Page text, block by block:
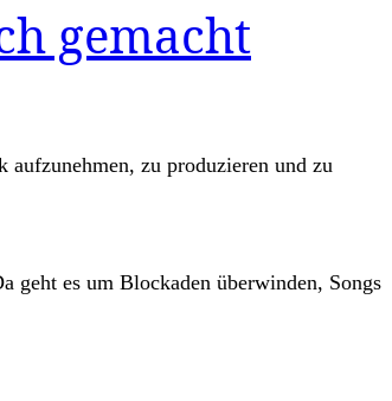
gemacht
zu produzieren und zu
geht es um Blockaden überwinden, Songs